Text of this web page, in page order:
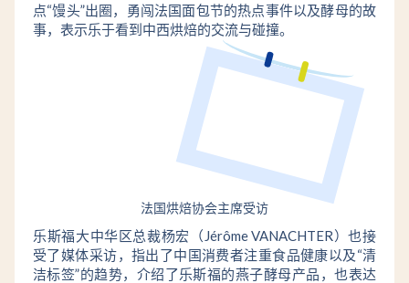
点“馒头”出圈，勇闯法国面包节的热点事件以及酵母的故
事，表示乐于看到中西烘焙的交流与碰撞。
法国烘焙协会主席受访
乐斯福大中华区总裁杨宏（Jérôme VANACHTER）也接
受了媒体采访，指出了中国消费者注重食品健康以及“清
洁标签”的趋势，介绍了乐斯福的燕子酵母产品，也表达